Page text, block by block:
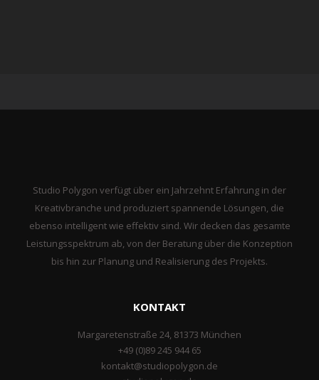
Studio Polygon verfügt über ein Jahrzehnt Erfahrung in der
Kreativbranche und produziert spannende Lösungen, die
ebenso intelligent wie effektiv sind. Wir decken das gesamte
Leistungsspektrum ab, von der Beratung über die Konzeption
bis hin zur Planung und Realisierung des Projekts.
KONTAKT
Margaretenstraße 24, 81373 München
+49 (0)89 245 944 65
kontakt@studiopolygon.de